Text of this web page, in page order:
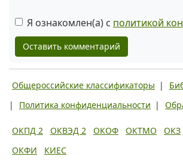
Я ознакомлен(а) с политикой
Оставить комментарий
Общероссийские классификаторы |
|
Политика конфиденциальности |
ОКПД 2 ОКВЭД 2 ОКОФ ОКТМО ОКЗ
ОКФИ
КИЕС